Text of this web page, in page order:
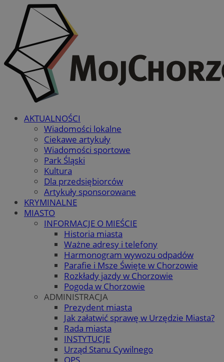
AKTUALNOŚCI
Wiadomości lokalne
Ciekawe artykuły
Wiadomości sportowe
Park Śląski
Kultura
Dla przedsiębiorców
Artykuły sponsorowane
KRYMINALNE
MIASTO
INFORMACJE O MIEŚCIE
Historia miasta
Ważne adresy i telefony
Harmonogram wywozu odpadów
Parafie i Msze Święte w Chorzowie
Rozkłady jazdy w Chorzowie
Pogoda w Chorzowie
ADMINISTRACJA
Prezydent miasta
Jak załatwić sprawę w Urzędzie Miasta?
Rada miasta
INSTYTUCJE
Urząd Stanu Cywilnego